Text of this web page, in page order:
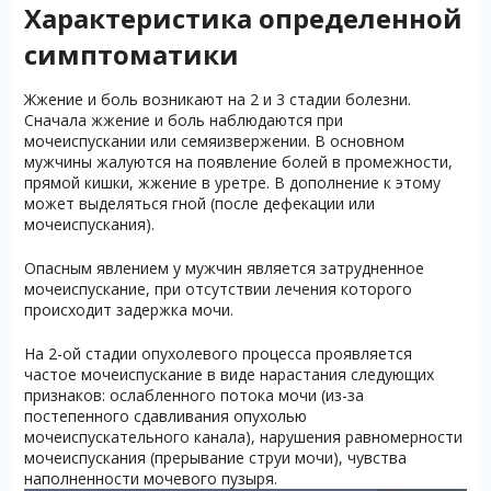
Характеристика определенной
симптоматики
Жжение и боль возникают на 2 и 3 стадии болезни.
Сначала жжение и боль наблюдаются при
мочеиспускании или семяизвержении. В основном
мужчины жалуются на появление болей в промежности,
прямой кишки, жжение в уретре. В дополнение к этому
может выделяться гной (после дефекации или
мочеиспускания).
Опасным явлением у мужчин является затрудненное
мочеиспускание, при отсутствии лечения которого
происходит задержка мочи.
На 2-ой стадии опухолевого процесса проявляется
частое мочеиспускание в виде нарастания следующих
признаков: ослабленного потока мочи (из-за
постепенного сдавливания опухолью
мочеиспускательного канала), нарушения равномерности
мочеиспускания (прерывание струи мочи), чувства
наполненности мочевого пузыря.